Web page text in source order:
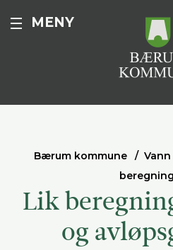
MENY
Bærum kommune
Lik
og